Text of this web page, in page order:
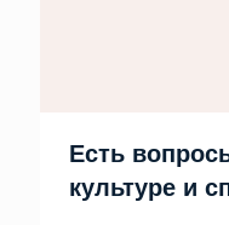
Есть
культуре и